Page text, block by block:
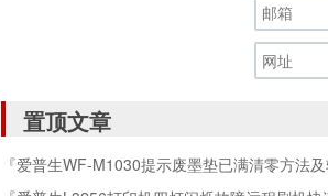
置顶文章
『爱普生WF-M1030提示废墨垫已满清零方法
载』